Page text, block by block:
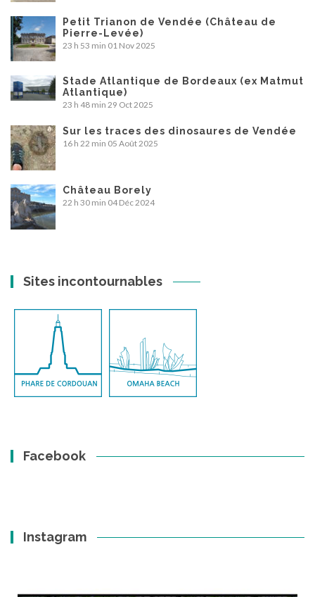
Petit Trianon de Vendée (Château de
Pierre-Levée)
23 h 53 min 01 Nov 2025
Stade Atlantique de Bordeaux (ex Matmut
Atlantique)
23 h 48 min 29 Oct 2025
Sur les traces des dinosaures de Vendée
16 h 22 min 05 Août 2025
Château Borely
22 h 30 min 04 Déc 2024
Sites incontournables
Facebook
Instagram